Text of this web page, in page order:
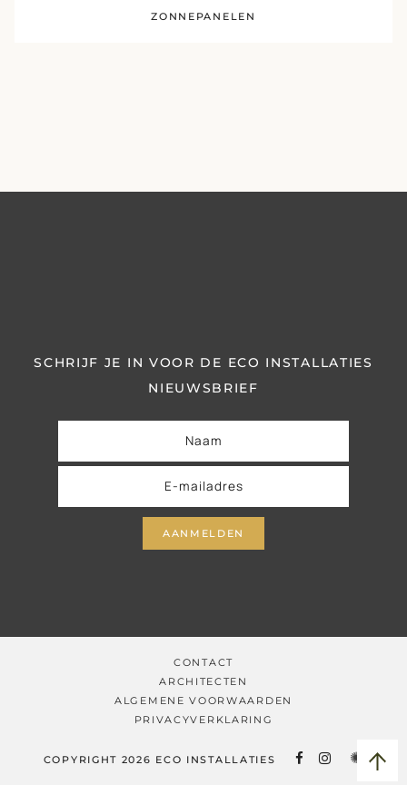
ZONNEPANELEN
SCHRIJF JE IN VOOR DE ECO INSTALLATIES
NIEUWSBRIEF
CONTACT
ARCHITECTEN
ALGEMENE VOORWAARDEN
PRIVACYVERKLARING
COPYRIGHT 2026 ECO INSTALLATIES ✺